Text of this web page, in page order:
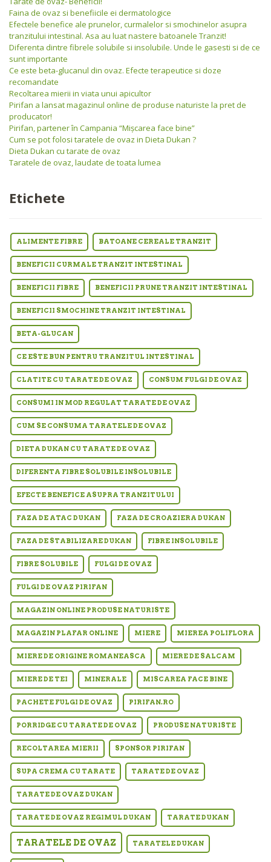
Faina de ovaz si benefiicile ei dermatologice
Efectele benefice ale prunelor, curmalelor si smochinelor asupra
tranzitului intestinal. Asa au luat nastere batoanele Tranzit!
Diferenta dintre fibrele solubile si insolubile. Unde le gasesti si de ce
sunt importante
Ce este beta-glucanul din ovaz. Efecte terapeutice si doze
recomandate
Recoltarea mierii in viata unui apicultor
Pirifan a lansat magazinul online de produse naturiste la pret de
producator!
Pirifan, partener în Campania “Mişcarea face bine”
Cum se pot folosi taratele de ovaz in Dieta Dukan ?
Dieta Dukan cu tarate de ovaz
Taratele de ovaz, laudate de toata lumea
Etichete
ALIMENTE FIBRE BATOANE CEREALE TRANZIT
BENEFICII CURMALE TRANZIT INTESTINAL
BENEFICII FIBRE BENEFICII PRUNE TRANZIT INTESTINAL
BENEFICII SMOCHINE TRANZIT INTESTINAL
BETA-GLUCAN
CE ESTE BUN PENTRU TRANZITUL INTESTINAL
CLATITE CU TARATE DE OVAZ CONSUM FULGI DE OVAZ
CONSUMI IN MOD REGULAT TARATE DE OVAZ
CUM SE CONSUMA TARATELE DE OVAZ
DIETA DUKAN CU TARATE DE OVAZ
DIFERENTA FIBRE SOLUBILE INSOLUBILE
EFECTE BENEFICE ASUPRA TRANZITULUI
FAZA DE ATAC DUKAN FAZA DE CROAZIERA DUKAN
FAZA DE STABILIZARE DUKAN FIBRE INSOLUBILE
FIBRE SOLUBILE FULGI DE OVAZ
FULGI DE OVAZ PIRIFAN
MAGAZIN ONLINE PRODUSE NATURISTE
MAGAZIN PLAFAR ONLINE MIERE MIEREA POLIFLORA
MIERE DE ORIGINE ROMANEASCA MIERE DE SALCAM
MIERE DE TEI MINERALE MISCAREA FACE BINE
PACHETE FULGI DE OVAZ PIRIFAN.RO
PORRIDGE CU TARATE DE OVAZ PRODUSE NATURISTE
RECOLTAREA MIERII SPONSOR PIRIFAN
SUPA CREMA CU TARATE TARATE DE OVAZ
TARATE DE OVAZ DUKAN
TARATE DE OVAZ REGIMUL DUKAN TARATE DUKAN
TARATELE DE OVAZ TARATELE DUKAN